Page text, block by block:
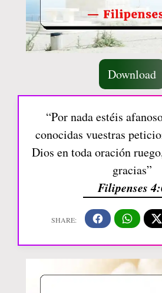
Download
“Por nada estéis
conocidas vuestras
Dios en toda oración
gracias”
Filipenses